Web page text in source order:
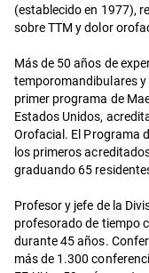
(establecido en 1977),
sobre TTM y dolor
Más de 50 años de
temporomandibulares y
primer programa de
Estados Unidos,
Orofacial. El Programa
los primeros
graduando 65
Profesor y jefe de la
profesorado de tiempo
durante 45 años.
más de 1.300